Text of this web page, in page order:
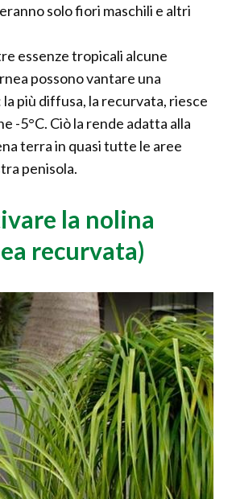
solo fiori maschili e altri
essenze tropicali alcune
possono vantare una
più diffusa, la recurvata, riesce
-5°C. Ciò la rende adatta alla
terra in quasi tutte le aree
penisola.
la nolina
recurvata)